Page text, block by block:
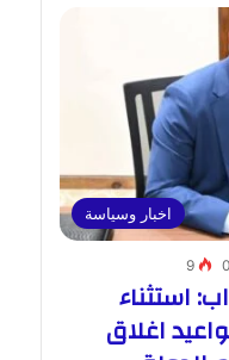
اخبار وسياسة
0
9
استثناء
اغلاق